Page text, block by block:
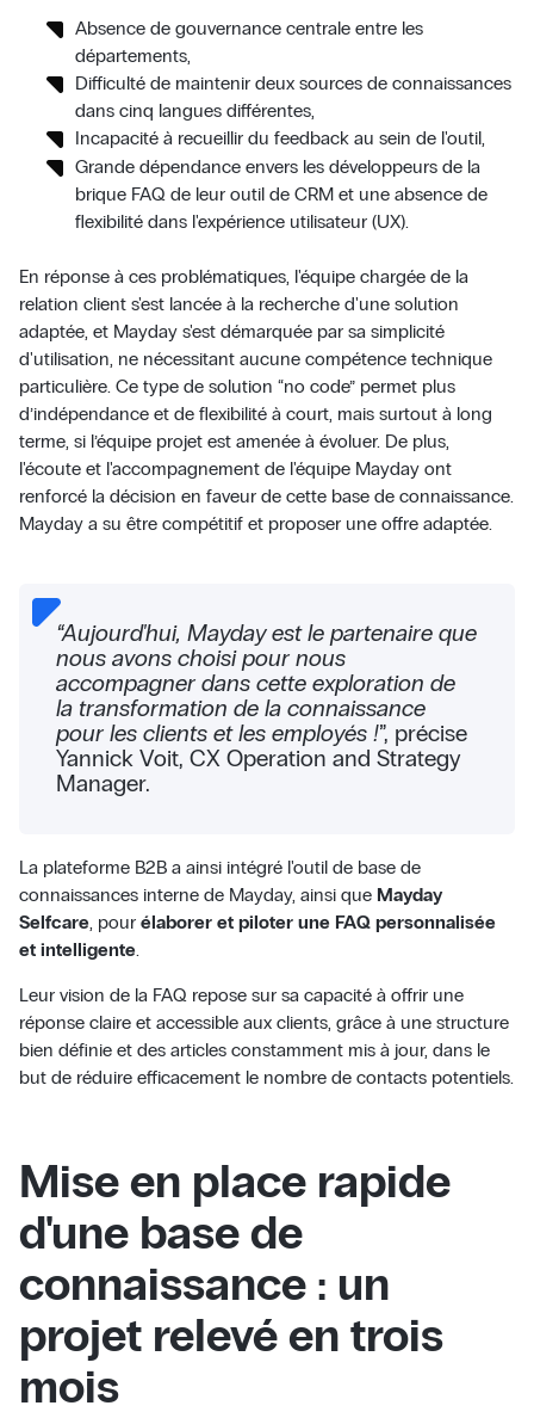
Absence de gouvernance centrale entre les
départements,
Difficulté de maintenir deux sources de connaissances
dans cinq langues différentes,
Incapacité à recueillir du feedback au sein de l'outil,
Grande dépendance envers les développeurs de la
brique FAQ de leur outil de CRM et une absence de
flexibilité dans l'expérience utilisateur (UX).
En réponse à ces problématiques, l'équipe chargée de la
relation client s'est lancée à la recherche d'une solution
adaptée, et Mayday s'est démarquée par sa simplicité
d'utilisation, ne nécessitant aucune compétence technique
particulière. Ce type de solution “no code” permet plus
d’indépendance et de flexibilité à court, mais surtout à long
terme, si l’équipe projet est amenée à évoluer. De plus,
l'écoute et l'accompagnement de l'équipe Mayday ont
renforcé la décision en faveur de cette base de connaissance.
Mayday a su être compétitif et proposer une offre adaptée.
“Aujourd'hui, Mayday est le partenaire que
nous avons choisi pour nous
accompagner dans cette exploration de
la transformation de la connaissance
pour les clients et les employés !”, précise
Yannick Voit, CX Operation and Strategy
Manager.
La plateforme B2B a ainsi intégré l'outil de base de
connaissances interne de Mayday, ainsi que Mayday
Selfcare, pour élaborer et piloter une FAQ personnalisée
et intelligente.
Leur vision de la FAQ repose sur sa capacité à offrir une
réponse claire et accessible aux clients, grâce à une structure
bien définie et des articles constamment mis à jour, dans le
but de réduire efficacement le nombre de contacts potentiels.
Mise en place rapide
d'une base de
connaissance : un
projet relevé en trois
mois